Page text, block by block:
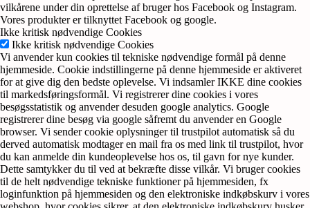
vilkårene under din oprettelse af bruger hos Facebook og Instagram.
Vores produkter er tilknyttet Facebook og google.
Ikke kritisk nødvendige Cookies
Ikke kritisk nødvendige Cookies
Vi anvender kun cookies til tekniske nødvendige formål på denne
hjemmeside. Cookie indstillingerne på denne hjemmeside er aktiveret
for at give dig den bedste oplevelse. Vi indsamler IKKE dine cookies
til markedsføringsformål. Vi registrerer dine cookies i vores
besøgsstatistik og anvender desuden google analytics. Google
registrerer dine besøg via google såfremt du anvender en Google
browser. Vi sender cookie oplysninger til trustpilot automatisk så du
derved automatisk modtager en mail fra os med link til trustpilot, hvor
du kan anmelde din kundeoplevelse hos os, til gavn for nye kunder.
Dette samtykker du til ved at bekræfte disse vilkår. Vi bruger cookies
til de helt nødvendige tekniske funktioner på hjemmesiden, fx
loginfunktion på hjemmesiden og den elektroniske indkøbskurv i vores